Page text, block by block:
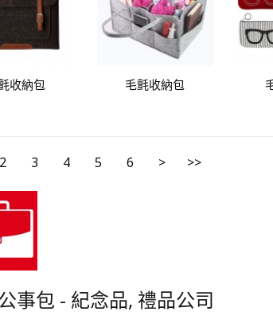
收納包 毛氈收納包
2 3 4 5 6 > >>
事包 - 紀念品, 禮品公司